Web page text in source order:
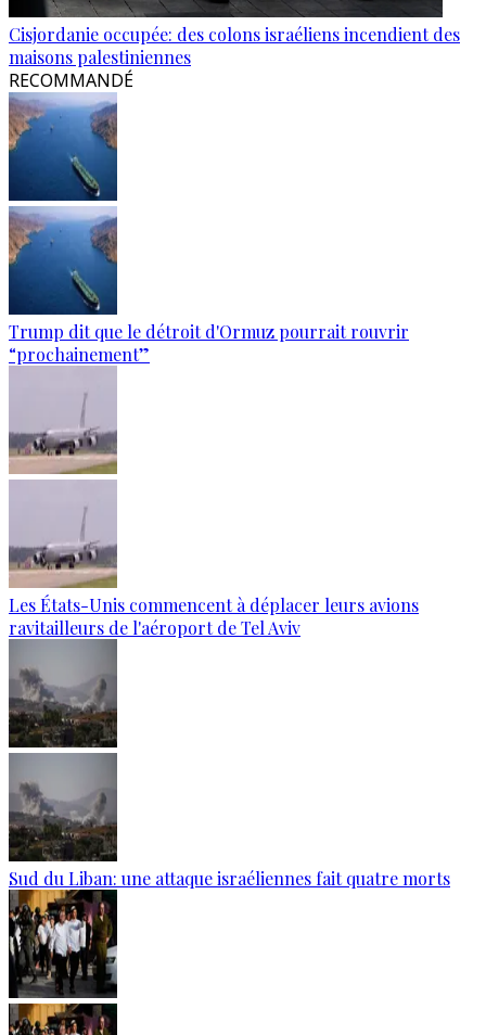
Cisjordanie occupée: des colons israéliens incendient des
maisons palestiniennes
RECOMMANDÉ
Trump dit que le détroit d'Ormuz pourrait rouvrir
“prochainement”
Les États-Unis commencent à déplacer leurs avions
ravitailleurs de l'aéroport de Tel Aviv
Sud du Liban: une attaque israéliennes fait quatre morts